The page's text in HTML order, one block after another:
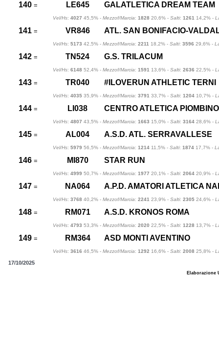
140 = LE645 GALATLETICA DREAM TEAM
Vel/Hs: 4027 45,5% - Mezzof/Marcia: 1828 20,6% - Salti: 1261 14,2% -
141 = VR846 ATL. SAN BONIFACIO-
Vel/Hs: 5173 42,5% - Mezzof/Marcia: 2211 18,2% - Salti: 3596 29,6% -
142 = TN524 G.S. TRILACUM
Vel/Hs: 6148 52,4% - Mezzof/Marcia: 1591 13,6% - Salti: 2636 22,5% -
143 = TR040 #ILOVERUN ATHLETIC TERNI
Vel/Hs: 4035 35,9% - Mezzof/Marcia: 3791 33,7% - Salti: 1204 10,7% -
144 = LI038 CENTRO ATLETICA PIOMBINO
Vel/Hs: 4807 43,5% - Mezzof/Marcia: 1663 15,0% - Salti: 3164 28,6% -
145 = AL004 A.S.D. ATL. SERRAVALLESE
Vel/Hs: 5979 56,5% - Mezzof/Marcia: 1214 11,5% - Salti: 1874 17,7% -
146 = MI870 STAR RUN
Vel/Hs: 4999 50,7% - Mezzof/Marcia: 1977 20,1% - Salti: 2064 20,9% -
147 = NA064 A.P.D. AMATORI ATLETICA
Vel/Hs: 3768 40,2% - Mezzof/Marcia: 2241 23,9% - Salti: 2305 24,6% -
148 = RM071 A.S.D. KRONOS ROMA
Vel/Hs: 4793 53,3% - Mezzof/Marcia: 2020 22,5% - Salti: 1228 13,7% -
149 = RM364 ASD MONTI AVENTINO
Vel/Hs: 3616 46,5% - Mezzof/Marcia: 1292 16,6% - Salti: 2008 25,8% -
17/10/2025
Elaborazione